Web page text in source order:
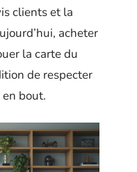
clients et la
acheter
la carte du
de respecter
bout.